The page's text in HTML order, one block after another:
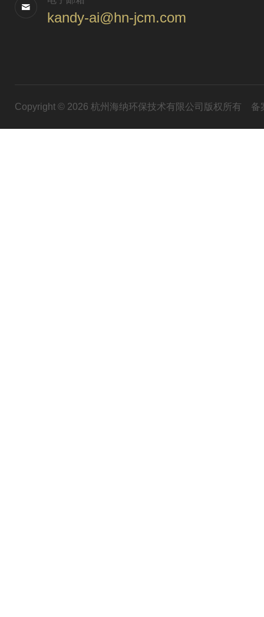
kandy-ai@hn-jcm.com
Copyright © 2026 杭州海纳环保技术有限公司版权所有 备